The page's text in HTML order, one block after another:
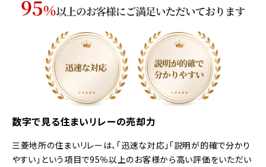
数字で見る住まいリレーの売却力
三菱地所の住まいリレーは、「迅速な対応」「説明が的確で分かり
やすい」という項目で95％以上のお客様から高い評価をいただい